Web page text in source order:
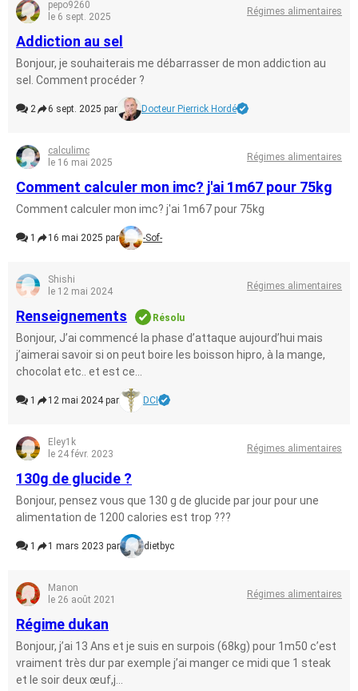
pepo9260
le 6 sept. 2025
Régimes alimentaires
Addiction au sel
Bonjour, je souhaiterais me débarrasser de mon addiction au
sel. Comment procéder ?
2 6 sept. 2025 par Docteur Pierrick Hordé
calculimc
le 16 mai 2025
Régimes alimentaires
Comment calculer mon imc? j'ai 1m67 pour 75kg
Comment calculer mon imc? j'ai 1m67 pour 75kg
1 16 mai 2025 par -Sof-
Shishi
le 12 mai 2024
Régimes alimentaires
Renseignements Résolu
Bonjour, J’ai commencé la phase d’attaque aujourd’hui mais
j’aimerai savoir si on peut boire les boisson hipro, à la mange,
chocolat etc.. et est ce...
1 12 mai 2024 par DCI
Eley1k
le 24 févr. 2023
Régimes alimentaires
130g de glucide ?
Bonjour, pensez vous que 130 g de glucide par jour pour une
alimentation de 1200 calories est trop ???
1 1 mars 2023 par dietbyc
Manon
le 26 août 2021
Régimes alimentaires
Régime dukan
Bonjour, j’ai 13 Ans et je suis en surpois (68kg) pour 1m50 c’est
vraiment très dur par exemple j’ai manger ce midi que 1 steak
et le soir deux œuf,j...